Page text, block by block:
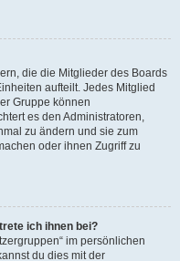
die die Mitglieder des Boards
aufteilt. Jedes Mitglied
Gruppe können
es den Administratoren,
zu ändern und sie zum
oder ihnen Zugriff zu
ich ihnen bei?
im persönlichen
du dies mit der